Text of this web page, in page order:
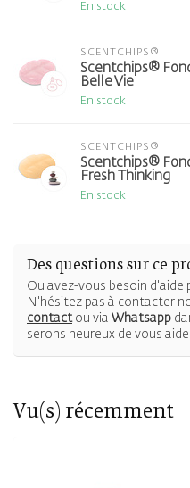
En stock
SCENTCHIPS®
Scentchips®
Belle Vie
En stock
SCENTCHIPS®
Scentchips®
Fresh Thinking
En stock
Des questions sur ce
Ou avez-vous besoin d'aide
N'hésitez pas à contacter
contactou via Whatsapp
serons heureux de vous
Vu(s) récemment